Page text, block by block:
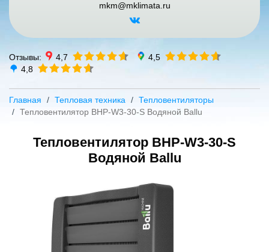
mkm@mklimata.ru
Отзывы: 4,7
4,5
4,8
Главная Тепловая техника
Тепловентиляторы
Тепловентилятор BHP-W3-30-S Водяной Ballu
Тепловентилятор BHP-W3-30-S
Водяной Ballu